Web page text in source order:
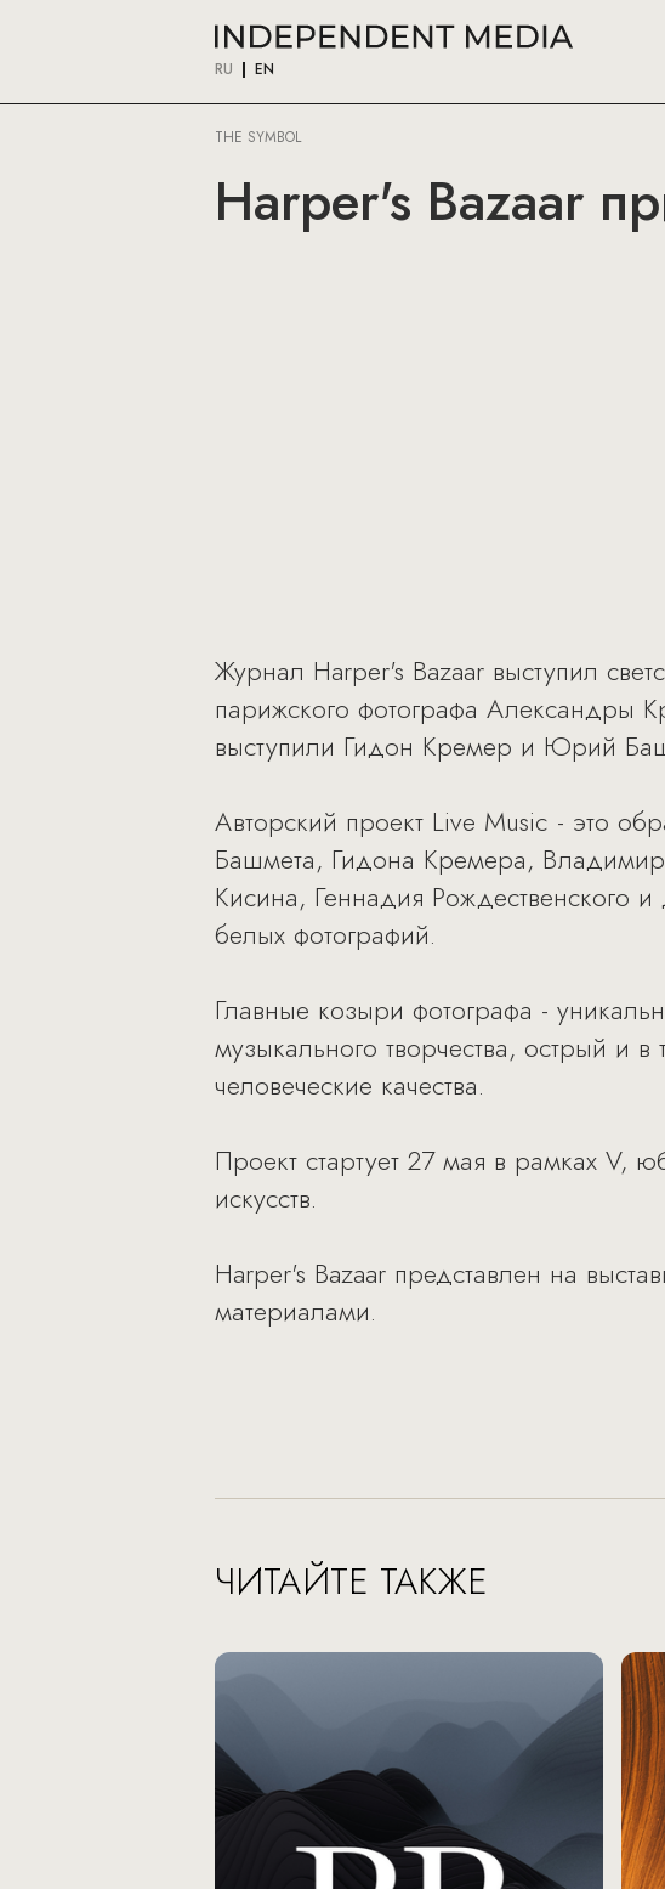
RU EN
THE SYMBOL
Harper's Bazaar
Журнал Harper's Bazaar выступил
парижского фотографа Александры
выступили Гидон Кремер и Юрий
Авторский проект Live Music - это
Башмета, Гидона Кремера,
Кисина, Геннадия Рождественского
белых фотографий.
Главные козыри фотографа -
музыкального творчества, острый
человеческие качества.
Проект стартует 27 мая в рамках V,
искусств.
Harper's Bazaar представлен на
материалами.
ЧИТАЙТЕ ТАКЖЕ